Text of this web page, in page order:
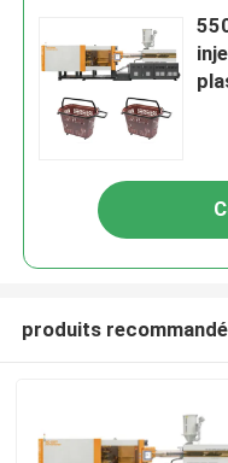
produits